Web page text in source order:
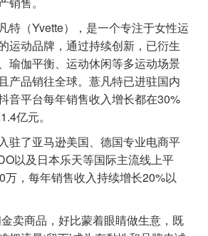
特（Yvette），是一个专注于女性运
运动品牌，通过持续创新，已衍生
瑜伽平衡、运动休闲等多运动场景
产品销往全球。薏凡特已进驻国内
音平台每年销售收入增长都在30%
亿元。
驻了亚马逊美国、德国专业电商平
以及日本乐天等国际主流线上平
万，每年销售收入持续增长20%以
卖商品，好比蒙着眼睛做生意，既